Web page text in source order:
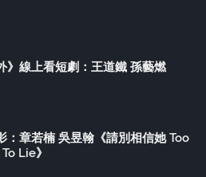
》線上看短劇：王道鐵 孫藝燃
：章若楠 吳昱翰《請別相信她 Too
Lie》